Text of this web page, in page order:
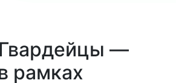
—
рамках